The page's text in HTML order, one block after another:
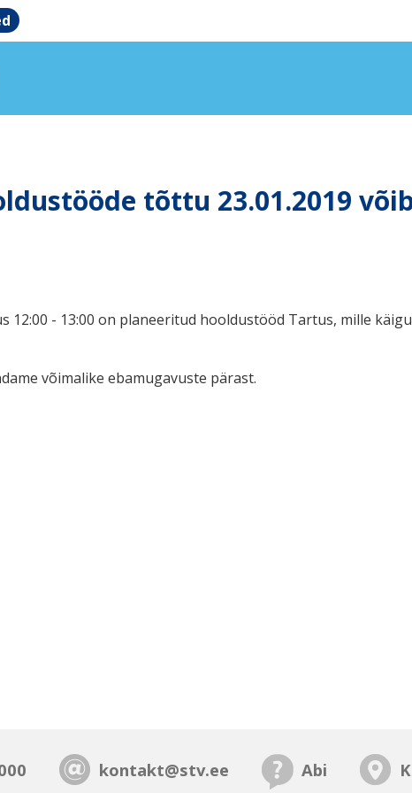
tõttu 23.01.2019
12:00 - 13:00 on planeeritud hooldustööd Tartus, mille
võimalike ebamugavuste pärast.
kontakt@stv.ee Abi